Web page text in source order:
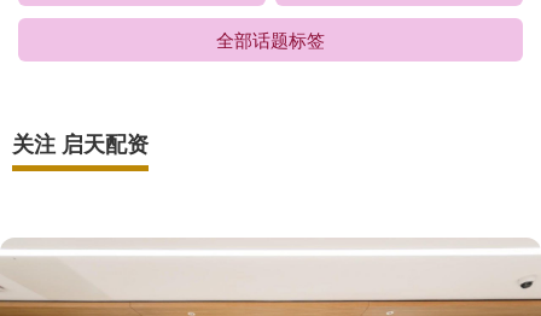
全部话题标签
关注 启天配资